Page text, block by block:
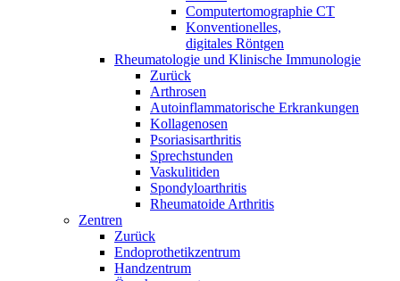
Computertomographie CT
Konventionelles,
digitales Röntgen
Rheumatologie und Klinische Immunologie
Zurück
Arthrosen
Autoinflammatorische Erkrankungen
Kollagenosen
Psoriasisarthritis
Sprechstunden
Vaskulitiden
Spondyloarthritis
Rheumatoide Arthritis
Zentren
Zurück
Endoprothetikzentrum
Handzentrum